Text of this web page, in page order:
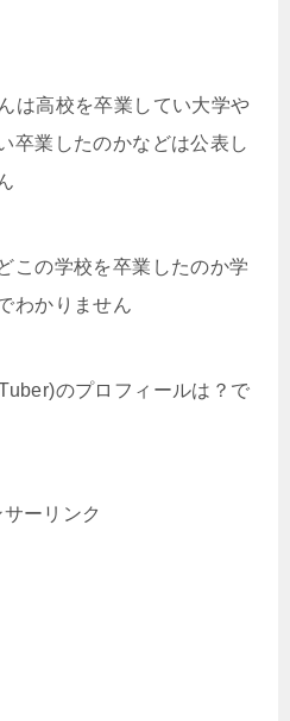
は高校を卒業してい大学や
卒業したのかなどは公表し
この学校を卒業したのか学
わかりません
のプロフィールは？で
ーリンク